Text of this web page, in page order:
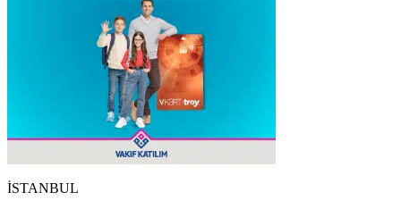
İSTANBUL